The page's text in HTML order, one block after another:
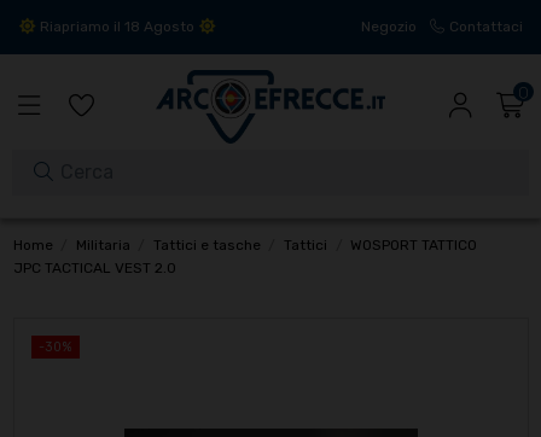
Riapriamo il 18 Agosto Negozio Contattaci
0
Home Militaria Tattici e tasche Tattici
WOSPORT TATTICO
JPC TACTICAL VEST 2.0
-30%